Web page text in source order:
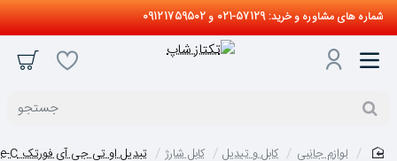
شماره های مشاوره و خرید: 57129-021 و 09121759502
جستجو
لوازم جانبی کابل و تبدیل کابل شارژ تبدیل او تی جی آی فورتک iFortech OTG Type-C